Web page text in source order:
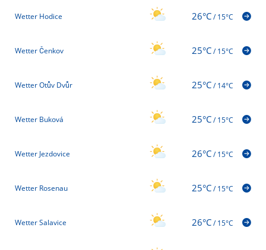
Wetter Hodice 26°C/15°C
Wetter Čenkov 25°C/15°C
Wetter Otův Dvůr 25°C/14°C
Wetter Buková 25°C/15°C
Wetter Jezdovice 26°C/15°C
Wetter Rosenau 25°C/15°C
Wetter Salavice 26°C/15°C